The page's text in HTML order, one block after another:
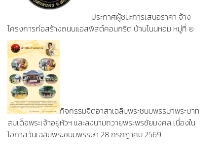
ประกาศผู้ชนะการเสนอราคา จ้าง
โครงการก่อสร้างถนนแอสฟัสต์คอนกรีต บ้านโนนหอม หมู่ที่ ๒
กิจกรรมจิตอาสาเฉลิมพระชนมพรรษาพระบาท
สมเด็จพระเจ้าอยู่หัวฯ และลงนามถวายพระพรชัยมงคล เนื่องใน
โอกาสวันเฉลิมพระชนมพรรษา 28 กรกฎาคม 2569